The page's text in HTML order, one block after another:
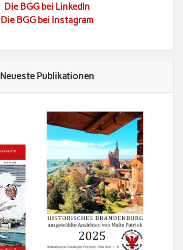
Die BGG bei LinkedIn
Die BGG bei Instagram
Neueste Publikationen